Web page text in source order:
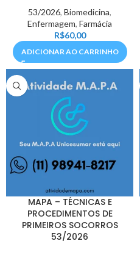
53/2026, Biomedicina,
Enfermagem, Farmácia
R$60,00
ADICIONAR AO CARRINHO
MAPA – TÉCNICAS E
PROCEDIMENTOS DE
PRIMEIROS SOCORROS
53/2026